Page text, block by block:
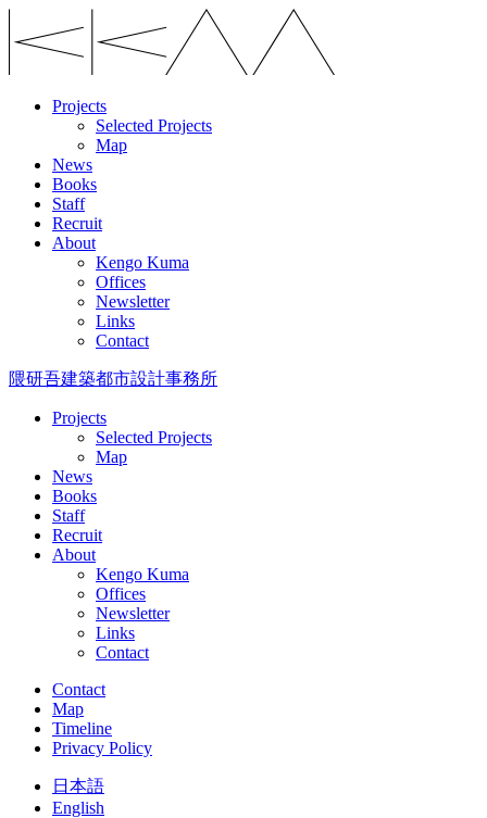
Projects
Selected Projects
Map
News
Books
Staff
Recruit
About
Kengo Kuma
Offices
Newsletter
Links
Contact
隈研吾建築都市設計事務所
Projects
Selected Projects
Map
News
Books
Staff
Recruit
About
Kengo Kuma
Offices
Newsletter
Links
Contact
Contact
Map
Timeline
Privacy Policy
日本語
English